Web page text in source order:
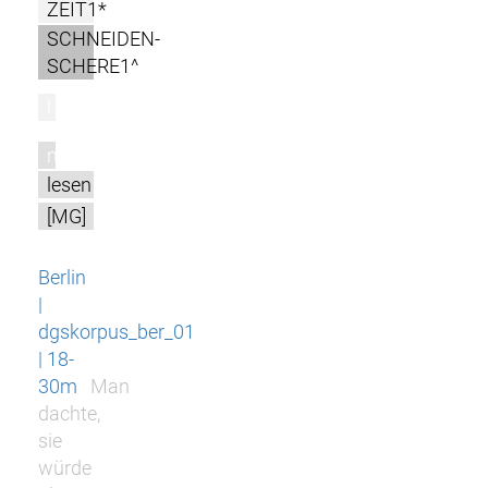
ZEIT1*
SCHNEIDEN-
SCHERE1^
m
lesen
[MG]
Berlin
|
dgskorpus_ber_01
| 18-
30m
Man
dachte,
sie
würde